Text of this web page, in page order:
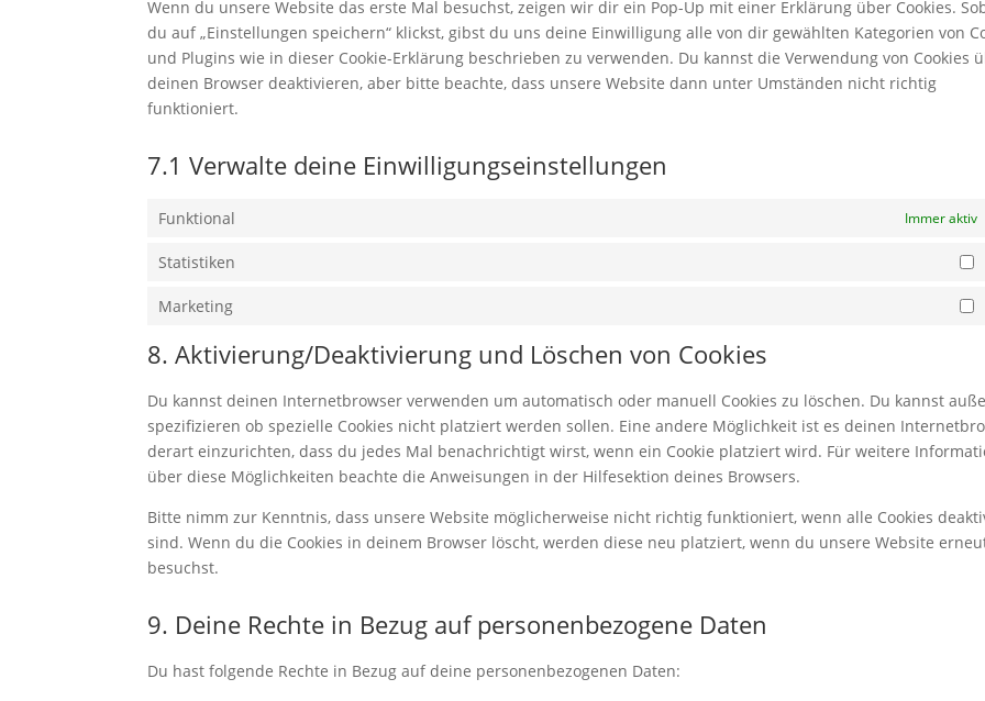
Wenn du unsere Website das erste Mal besuchst, zeigen wir dir ein Pop-Up mit einer Erklärung über Cookies.
du auf „Einstellungen speichern“ klickst, gibst du uns deine Einwilligung alle von dir gewählten Kategorien von
und Plugins wie in dieser Cookie-Erklärung beschrieben zu verwenden. Du kannst die Verwendung von Cookies
deinen Browser deaktivieren, aber bitte beachte, dass unsere Website dann unter Umständen nicht richtig
funktioniert.
7.1 Verwalte deine Einwilligungseinstellungen
Funktional Immer aktiv
Statistiken
Marketing
8. Aktivierung/Deaktivierung und Löschen von Cookies
Du kannst deinen Internetbrowser verwenden um automatisch oder manuell Cookies zu löschen. Du kannst
spezifizieren ob spezielle Cookies nicht platziert werden sollen. Eine andere Möglichkeit ist es deinen
derart einzurichten, dass du jedes Mal benachrichtigt wirst, wenn ein Cookie platziert wird. Für weitere
über diese Möglichkeiten beachte die Anweisungen in der Hilfesektion deines Browsers.
Bitte nimm zur Kenntnis, dass unsere Website möglicherweise nicht richtig funktioniert, wenn alle Cookies
sind. Wenn du die Cookies in deinem Browser löscht, werden diese neu platziert, wenn du unsere Website
besuchst.
9. Deine Rechte in Bezug auf personenbezogene Daten
Du hast folgende Rechte in Bezug auf deine personenbezogenen Daten: